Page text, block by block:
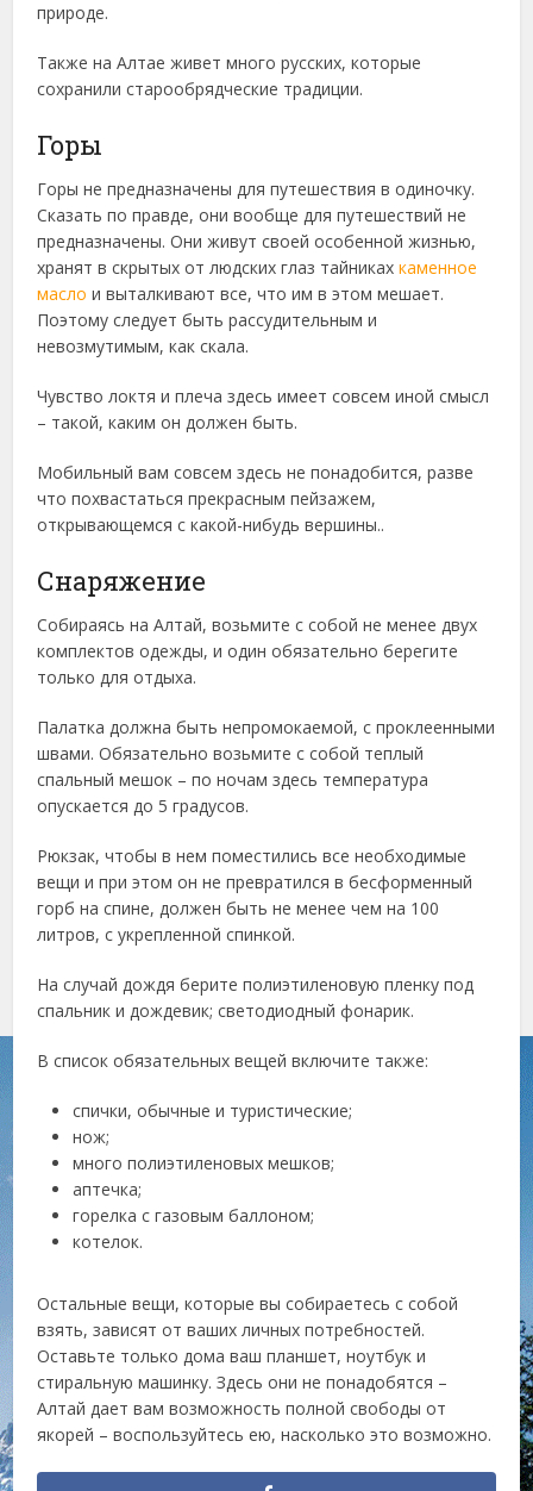
природе.
Также на Алтае живет много русских, которые
сохранили старообрядческие традиции.
Горы
Горы не предназначены для путешествия в одиночку.
Сказать по правде, они вообще для путешествий не
предназначены. Они живут своей особенной жизнью,
хранят в скрытых от людских глаз тайникахкаменное
масло и выталкивают все, что им в этом мешает.
Поэтому следует быть рассудительным и
невозмутимым, как скала.
Чувство локтя и плеча здесь имеет совсем иной смысл
– такой, каким он должен быть.
Мобильный вам совсем здесь не понадобится, разве
что похвастаться прекрасным пейзажем,
открывающемся с какой-нибудь вершины..
Снаряжение
Собираясь на Алтай, возьмите с собой не менее двух
комплектов одежды, и один обязательно берегите
только для отдыха.
Палатка должна быть непромокаемой, с проклеенными
швами. Обязательно возьмите с собой теплый
спальный мешок – по ночам здесь температура
опускается до 5 градусов.
Рюкзак, чтобы в нем поместились все необходимые
вещи и при этом он не превратился в бесформенный
горб на спине, должен быть не менее чем на 100
литров, с укрепленной спинкой.
На случай дождя берите полиэтиленовую пленку под
спальник и дождевик; светодиодный фонарик.
В список обязательных вещей включите также:
спички, обычные и туристические;
нож;
много полиэтиленовых мешков;
аптечка;
горелка с газовым баллоном;
котелок.
Остальные вещи, которые вы собираетесь с собой
взять, зависят от ваших личных потребностей.
Оставьте только дома ваш планшет, ноутбук и
стиральную машинку. Здесь они не понадобятся –
Алтай дает вам возможность полной свободы от
якорей – воспользуйтесь ею, насколько это возможно.